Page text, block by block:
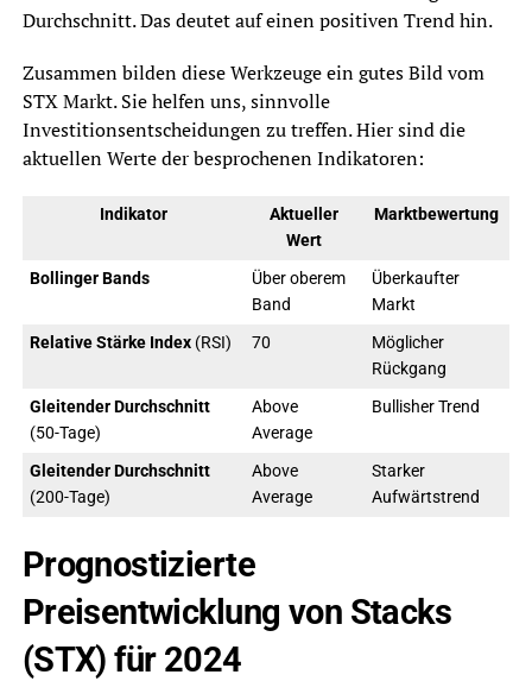
Durchschnitt. Das deutet auf einen positiven Trend hin.
Zusammen bilden diese Werkzeuge ein gutes Bild vom
STX Markt. Sie helfen uns, sinnvolle
Investitionsentscheidungen zu treffen. Hier sind die
aktuellen Werte der besprochenen Indikatoren:
Indikator
Aktueller
Wert
Marktbewertung
Bollinger Bands
Über oberem
Band
Überkaufter
Markt
Relative Stärke Index(RSI) 70
Möglicher
Rückgang
Gleitender Durchschnitt
(50-Tage)
Above
Average
Bullisher Trend
Gleitender Durchschnitt
(200-Tage)
Above
Average
Starker
Aufwärtstrend
Prognostizierte
Preisentwicklung von Stacks
(STX) für 2024